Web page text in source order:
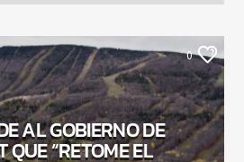
0
AL GOBIERNO DE
QUE “RETOME EL